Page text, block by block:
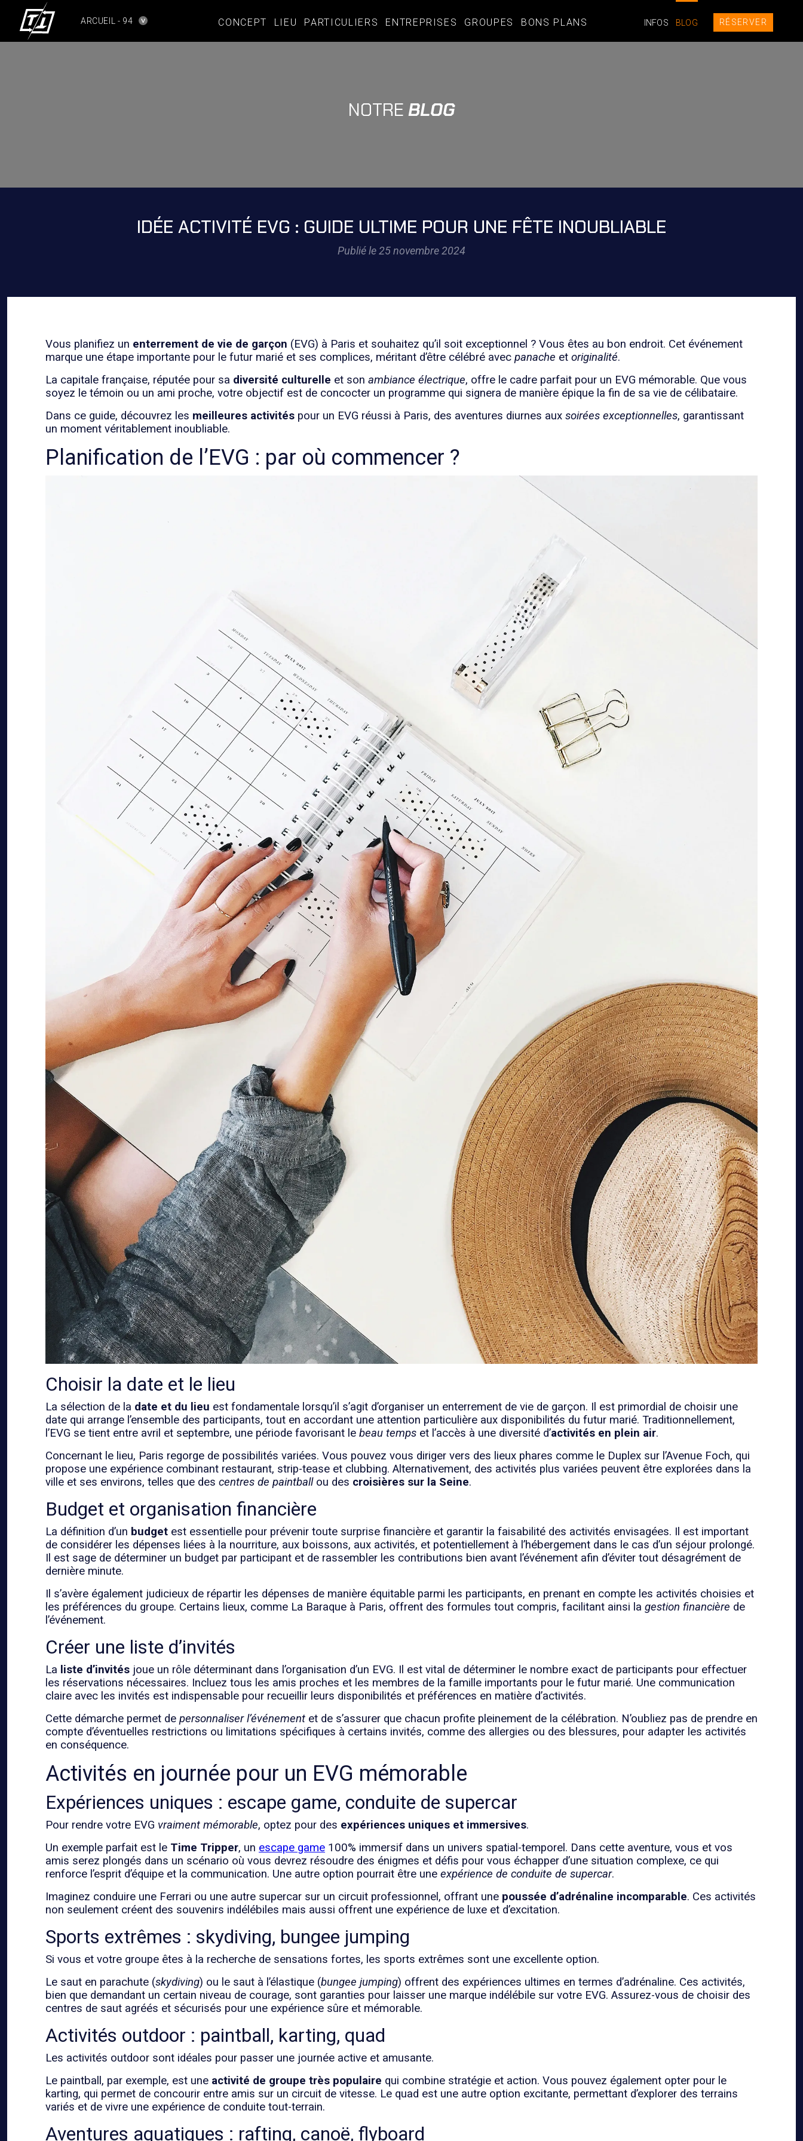
ARCUEIL - 94 CONCEPT LIEU PARTICULIERS ENTREPRISES GROUPES BONS PLANS INFOS BLOG RÉSERVER
NOTRE BLOG
IDÉE ACTIVITÉ EVG : GUIDE ULTIME POUR UNE FÊTE INOUBLIABLE
Publié le 25 novembre 2024
Vous planifiez un enterrement de vie de garçon (EVG) à Paris et souhaitez qu’il soit exceptionnel ? Vous êtes au bon endroit. Cet événement
marque une étape importante pour le futur marié et ses complices, méritant d’être célébré avec panache et originalité.
La capitale française, réputée pour sa diversité culturelle et son ambiance électrique, offre le cadre parfait pour un EVG mémorable. Que vous
soyez le témoin ou un ami proche, votre objectif est de concocter un programme qui signera de manière épique la fin de sa vie de célibataire.
Dans ce guide, découvrez les meilleures activités pour un EVG réussi à Paris, des aventures diurnes aux soirées exceptionnelles, garantissant
un moment véritablement inoubliable.
Planification de l’EVG : par où commencer ?
Choisir la date et le lieu
La sélection de la date et du lieu est fondamentale lorsqu’il s’agit d’organiser un enterrement de vie de garçon. Il est primordial de choisir une
date qui arrange l’ensemble des participants, tout en accordant une attention particulière aux disponibilités du futur marié. Traditionnellement,
l’EVG se tient entre avril et septembre, une période favorisant le beau temps et l’accès à une diversité d’activités en plein air.
Concernant le lieu, Paris regorge de possibilités variées. Vous pouvez vous diriger vers des lieux phares comme le Duplex sur l’Avenue Foch, qui
propose une expérience combinant restaurant, strip-tease et clubbing. Alternativement, des activités plus variées peuvent être explorées dans la
ville et ses environs, telles que des centres de paintballou des croisières sur la Seine.
Budget et organisation financière
La définition d’un budget est essentielle pour prévenir toute surprise financière et garantir la faisabilité des activités envisagées. Il est important
de considérer les dépenses liées à la nourriture, aux boissons, aux activités, et potentiellement à l’hébergement dans le cas d’un séjour prolongé.
Il est sage de déterminer un budget par participant et de rassembler les contributions bien avant l’événement afin d’éviter tout désagrément de
dernière minute.
Il s’avère également judicieux de répartir les dépenses de manière équitable parmi les participants, en prenant en compte les activités choisies et
les préférences du groupe. Certains lieux, comme La Baraque à Paris, offrent des formules tout compris, facilitant ainsi la gestion financière de
l’événement.
Créer une liste d’invités
La liste d’invités joue un rôle déterminant dans l’organisation d’un EVG. Il est vital de déterminer le nombre exact de participants pour effectuer
les réservations nécessaires. Incluez tous les amis proches et les membres de la famille importants pour le futur marié. Une communication
claire avec les invités est indispensable pour recueillir leurs disponibilités et préférences en matière d’activités.
Cette démarche permet de personnaliser l’événement et de s’assurer que chacun profite pleinement de la célébration. N’oubliez pas de prendre en
compte d’éventuelles restrictions ou limitations spécifiques à certains invités, comme des allergies ou des blessures, pour adapter les activités
en conséquence.
Activités en journée pour un EVG mémorable
Expériences uniques : escape game, conduite de supercar
Pour rendre votre EVG vraiment mémorable, optez pour des expériences uniques et immersives.
Un exemple parfait est le Time Tripper, un escape game 100% immersif dans un univers spatial-temporel. Dans cette aventure, vous et vos
amis serez plongés dans un scénario où vous devrez résoudre des énigmes et défis pour vous échapper d’une situation complexe, ce qui
renforce l’esprit d’équipe et la communication. Une autre option pourrait être une expérience de conduite de supercar.
Imaginez conduire une Ferrari ou une autre supercar sur un circuit professionnel, offrant une poussée d’adrénaline incomparable. Ces activités
non seulement créent des souvenirs indélébiles mais aussi offrent une expérience de luxe et d’excitation.
Sports extrêmes : skydiving, bungee jumping
Si vous et votre groupe êtes à la recherche de sensations fortes, les sports extrêmes sont une excellente option.
Le saut en parachute (skydiving) ou le saut à l’élastique (bungee jumping) offrent des expériences ultimes en termes d’adrénaline. Ces activités,
bien que demandant un certain niveau de courage, sont garanties pour laisser une marque indélébile sur votre EVG. Assurez-vous de choisir des
centres de saut agréés et sécurisés pour une expérience sûre et mémorable.
Activités outdoor : paintball, karting, quad
Les activités outdoor sont idéales pour passer une journée active et amusante.
Le paintball, par exemple, est une activité de groupe très populaire qui combine stratégie et action. Vous pouvez également opter pour le
karting, qui permet de concourir entre amis sur un circuit de vitesse. Le quad est une autre option excitante, permettant d’explorer des terrains
variés et de vivre une expérience de conduite tout-terrain.
Aventures aquatiques : rafting, canoë, flyboard